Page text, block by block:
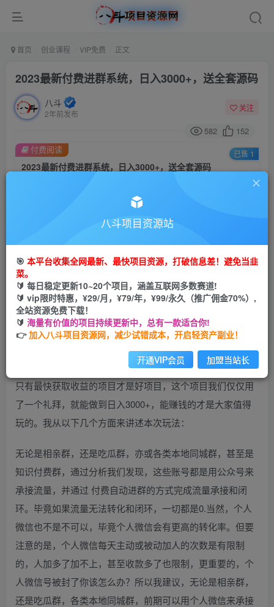
首页 创业课程 VIP免费 正文
2023最新付费进群系统，日入3000+，送全套源码
八斗
2年前发布
关注
582 152
2023最新付费进群系统，日入3000+，送全套源码
9.9
立即购买
付费阅读 已售 1
今天给大家带来的项目是2023最新付费进群的玩法。
只有最快获取收益的项目才是好项目，这个项目我们仅仅用
了一个礼拜，就能做到日入3000+，能赚钱的才是大家值得
玩的。我从以下几个方面来讲述本次玩法：
无论是相亲群，还是吃瓜群，亦或各类本地同城群，甚至是
知识付费群，通过分析我们发现，这些账号都是用公众号来
承接流量，并通过 付费自动进群的方式完成流量承接和闭
环。毕竟如果流量无法转化和闭环，一切都是0.当然，个人
微信也不是不可以，毕竟个人微信会有更高的转化率。但要
注意的是，个人微信每天主动或被动加人的次数是有限制
的，人加多了加不上，甚至收款多了也限制，更重要的，个
人微信号被封了你该怎么办？所以我建议，无论是相亲群，
还是吃瓜群，各类本地同城群，前期可以用个人微信来承接
八斗项目资源站
🎯 本平台收集全网最新、最快项目资源，打破信息差！避免当韭
菜。
🔰 每日稳定更新10~20个项目，涵盖互联网多数赛道!
🔰 vip限时特惠，¥29/月，¥79/年，¥99/永久（推广佣金70%）,
全站资源免费下载！
🔰 海量有价值的项目持续更新中，总有一款适合你!
👉加入八斗项目资源网，减少试错成本，开启轻资产副业！
开通VIP会员 加盟当站长